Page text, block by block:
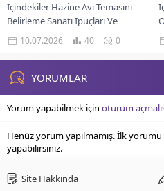
İçindekiler Hazine Avı Temasını
Belirleme Sanatı İpuçları Ve
Mekanları Tasarlayarak Hazine
Avını Canlandırma Av Öncesi Test
Süreci Ve Gerekli Hazırlıklar...
10.07.2026 40 0
YORUMLAR
Yorum yapabilmek için oturum
Henüz yorum yapılmamış. İlk yorumu
yapabilirsiniz.
Site Hakkında